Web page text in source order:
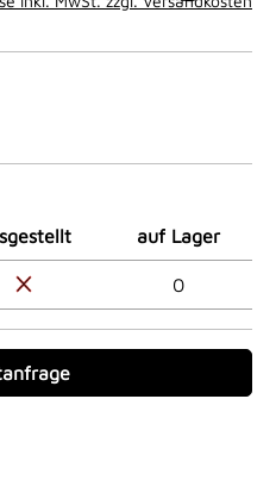
auf Lager
0